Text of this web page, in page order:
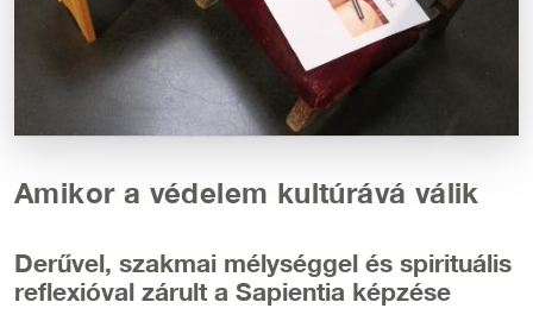
Amikor a védelem kultúrává válik
Derűvel, szakmai mélységgel és spirituális
reflexióval zárult a Sapientia képzése